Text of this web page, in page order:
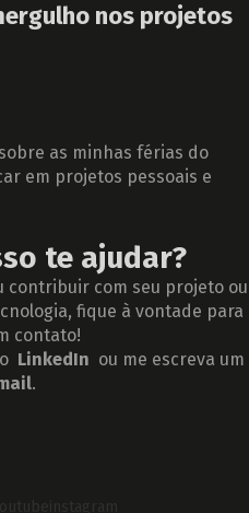
nos projetos
as minhas férias do
em projetos pessoais e
te ajudar?
contribuir com seu projeto ou
fique à vontade para
contato!
LinkedIn ou me escreva um
.